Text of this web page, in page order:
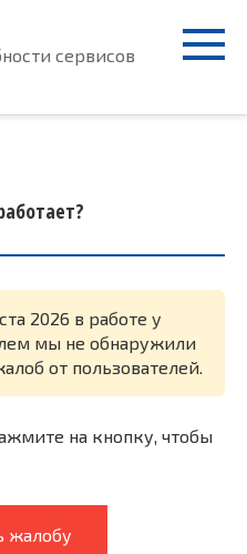
сервисов
2026 в работе у
мы не обнаружили
от пользователей.
на кнопку, чтобы
жалобу